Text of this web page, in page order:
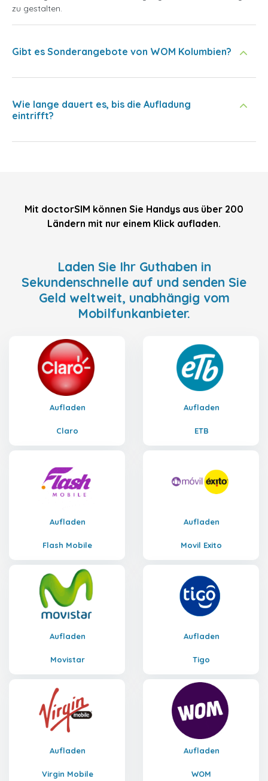
zu gestalten.
Gibt es Sonderangebote von WOM Kolumbien?
Wie lange dauert es, bis die Aufladung
eintrifft?
Mit doctorSIM können Sie Handys aus über 200
Ländern mit nur einem Klick aufladen.
Laden Sie Ihr Guthaben in
Sekundenschnelle auf und senden Sie
Geld weltweit, unabhängig vom
Mobilfunkanbieter.
Aufladen
Claro
Aufladen
ETB
Aufladen
Flash Mobile
Aufladen
Movil Exito
Aufladen
Movistar
Aufladen
Tigo
Aufladen
Virgin Mobile
Aufladen
WOM